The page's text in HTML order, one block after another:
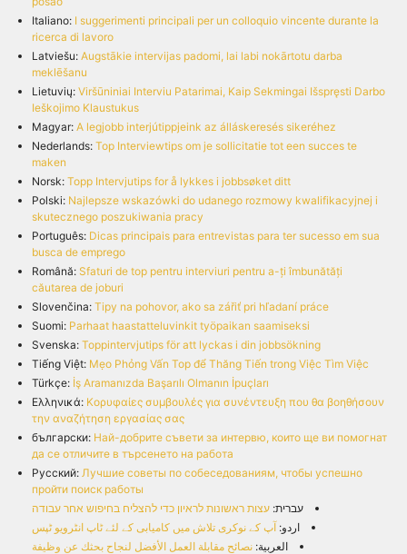
Italiano: I suggerimenti principali per un colloquio vincente durante la
ricerca di lavoro
Latviešu: Augstākie intervijas padomi, lai labi nokārtotu darba
meklēšanu
Lietuvių: Viršūniniai Interviu Patarimai, Kaip Sekmingai Išspręsti Darbo
Ieškojimo Klaustukus
Magyar: A legjobb interjútippjeink az álláskeresés sikeréhez
Nederlands: Top Interviewtips om je sollicitatie tot een succes te
maken
Norsk: Topp Intervjutips for å lykkes i jobbsøket ditt
Polski: Najlepsze wskazówki do udanego rozmowy kwalifikacyjnej i
skutecznego poszukiwania pracy
Português: Dicas principais para entrevistas para ter sucesso em sua
busca de emprego
Română: Sfaturi de top pentru interviuri pentru a-ți îmbunătăți
căutarea de joburi
Slovenčina: Tipy na pohovor, ako sa zářiť pri hľadaní práce
Suomi: Parhaat haastatteluvinkit työpaikan saamiseksi
Svenska: Toppintervjutips för att lyckas i din jobbsökning
Tiếng Việt: Mẹo Phỏng Vấn Top để Thăng Tiến trong Việc Tìm Việc
Türkçe: İş Aramanızda Başarılı Olmanın İpuçları
Ελληνικά: Κορυφαίες συμβουλές για συνέντευξη που θα βοηθήσουν
την αναζήτηση εργασίας σας
български: Най-добрите съвети за интервю, които ще ви помогнат
да се отличите в търсенето на работа
Русский: Лучшие советы по собеседованиям, чтобы успешно
пройти поиск работы
עברית: עצות ראשונות לראיון כדי להצליח בחיפוש אחר עבודה
اردو:آپ کے نوکری تلاش میں کامیابی کے لئے ٹاپ انٹرویو ٹپس
العربية: نصائح مقابلة العمل الأفضل لنجاح بحثك عن وظيفة